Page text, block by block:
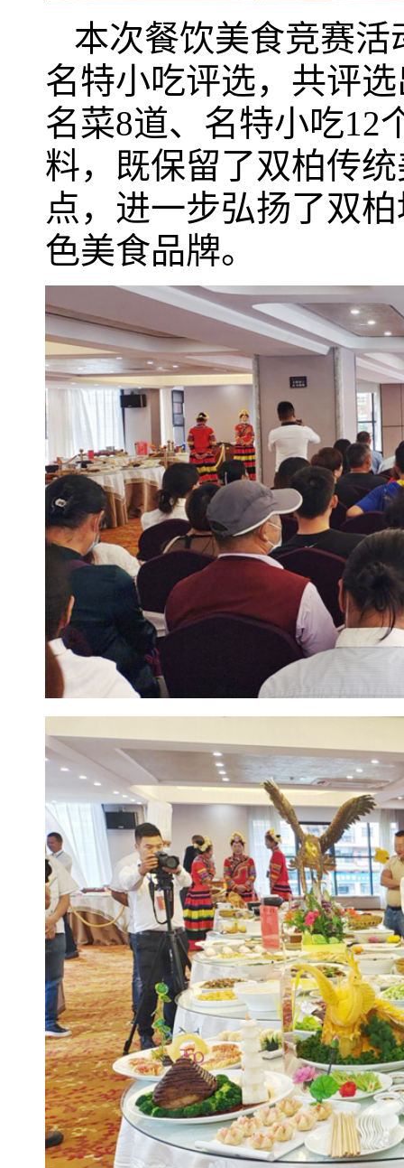
本次餐饮美食竞赛活
名特小吃评选，共评
名菜8道、名特小吃12
料，既保留了双柏传
点，进一步弘扬了双
色美食品牌。